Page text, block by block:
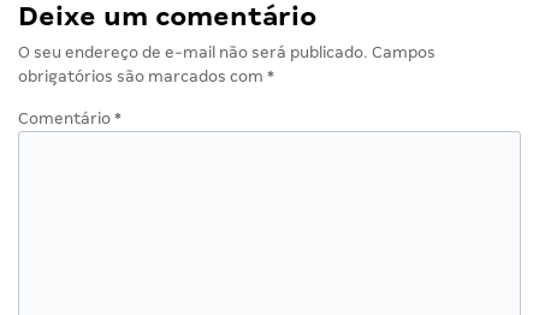
Deixe um comentário
O seu endereço de e-mail não será publicado. Campos
obrigatórios são marcados com *
Comentário *